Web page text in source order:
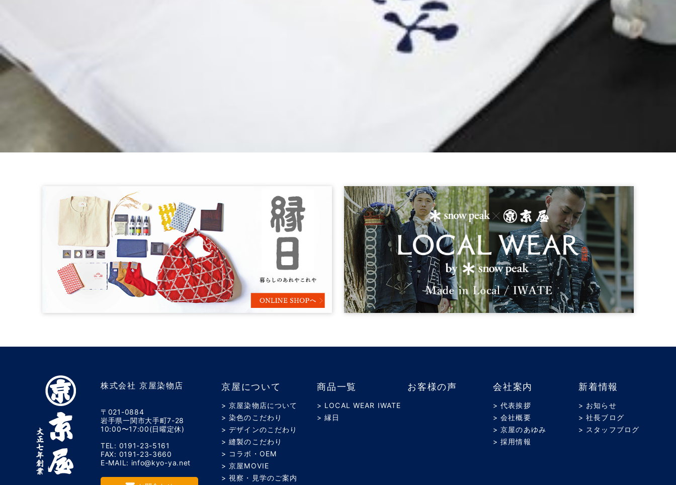
株式会社 京屋染物店
〒021-0884
岩手県一関市大手町7-28
10:00〜17:00(日曜定休)
TEL: 0191-23-5161
FAX: 0191-23-3660
E-MAIL: info@kyo-ya.net
京屋について
> 京屋染物店について
> 染色のこだわり
> デザインのこだわり
> 縫製のこだわり
> コラボ・OEM
> 京屋MOVIE
> 視察・見学のご案内
商品一覧
> LOCAL WEAR IWATE
> 縁日
お客様の声 会社案内
> 代表挨拶
> 会社概要
> 京屋のあゆみ
> 採用情報
新着情報
> お知らせ
> 社長ブログ
> スタッフブログ